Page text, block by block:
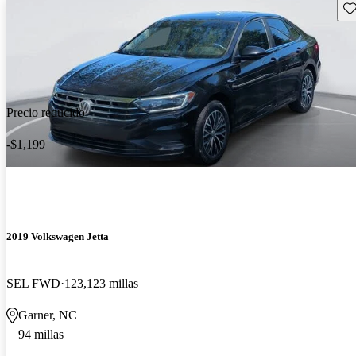
Precio reducido
-$1,199
2019 Volkswagen Jetta
SEL FWD 123,123 millas
Garner, NC
94 millas